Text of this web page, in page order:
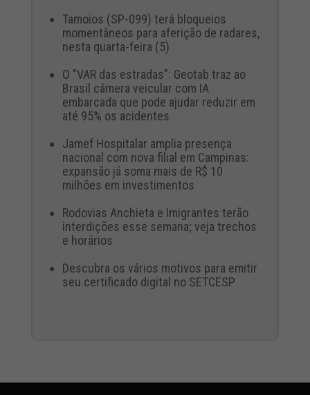
Tamoios (SP-099) terá bloqueios
momentâneos para aferição de radares,
nesta quarta-feira (5)
O "VAR das estradas": Geotab traz ao
Brasil câmera veicular com IA
embarcada que pode ajudar reduzir em
até 95% os acidentes
Jamef Hospitalar amplia presença
nacional com nova filial em Campinas:
expansão já soma mais de R$ 10
milhões em investimentos
Rodovias Anchieta e Imigrantes terão
interdições esse semana; veja trechos
e horários
Descubra os vários motivos para emitir
seu certificado digital no SETCESP